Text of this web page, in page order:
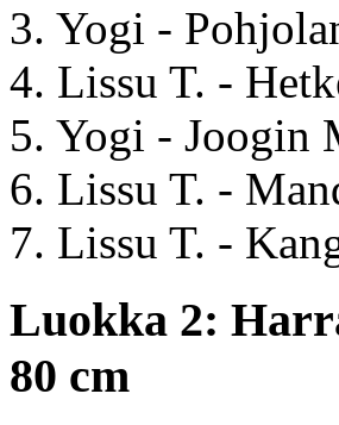
3. Yogi -
4. Lissu T. -
5. Yogi - Joogin
6. Lissu T. -
7. Lissu T. -
Luokka 2:
80 cm